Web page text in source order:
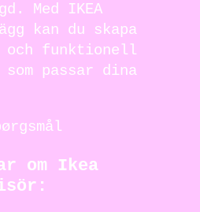
Med IKEA
kan du skapa
och funktionell
som passar dina
om Ikea